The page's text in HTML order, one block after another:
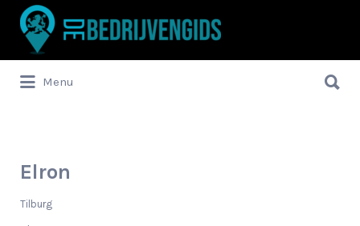
Zoek
naar:
Menu
naar:
Elron
Tilburg